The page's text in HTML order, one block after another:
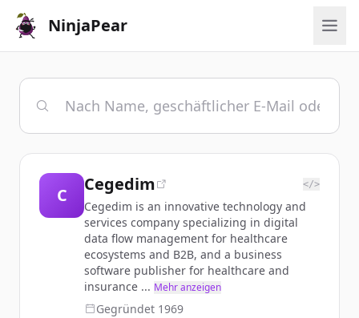
NinjaPear
C
Cegedim </>
Cegedim is an innovative technology and
services company specializing in digital
data flow management for healthcare
ecosystems and B2B, and a business
software publisher for healthcare and
insurance ... Mehr anzeigen
Gegründet 1969